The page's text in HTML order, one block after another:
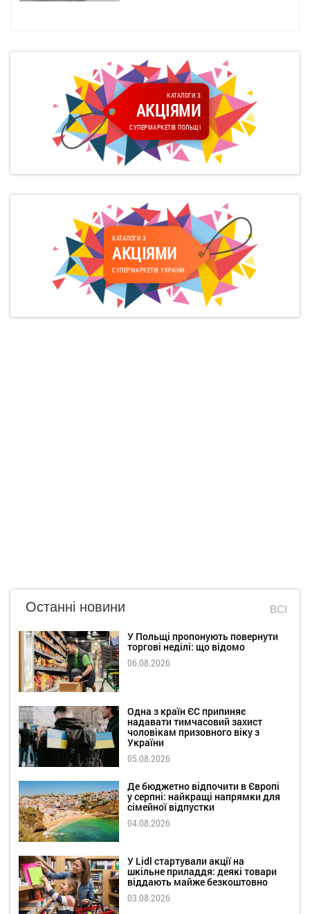
КАТАЛОГИ З
АКЦІЯМИ
СУПЕРМАРКЕТІВ ПОЛЬЩІ
КАТАЛОГИ З
АКЦІЯМИ
СУПЕРМАРКЕТІВ УКРАЇНИ
Останні новини ВСІ
У Польщі пропонують повернути
торгові неділі: що відомо
06.08.2026
Одна з країн ЄС припиняє
надавати тимчасовий захист
чоловікам призовного віку з
України
05.08.2026
Де бюджетно відпочити в Європі
у серпні: найкращі напрямки для
сімейної відпустки
04.08.2026
У Lidl стартували акції на
шкільне приладдя: деякі товари
віддають майже безкоштовно
03.08.2026